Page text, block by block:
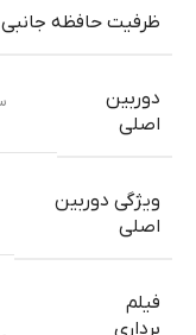
ظرفیت حافظه جانبی
دوربین
اصلی
ویژگی دوربین
اصلی
فیلم
برداری